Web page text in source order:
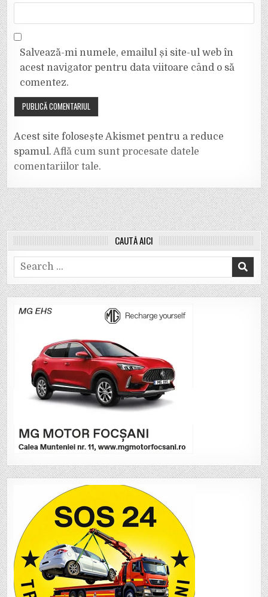
Salvează-mi numele, emailul și site-ul web în
acest navigator pentru data viitoare când o să
comentez.
Acest site folosește Akismet pentru a reduce
spamul.Află cum sunt procesate datele
comentariilor tale.
CAUTĂ AICI
Search
for: